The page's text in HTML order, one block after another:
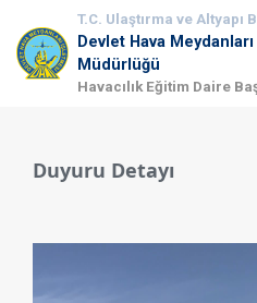
T.C. Ulaştırma ve Altyapı
Devlet Hava
Müdürlüğü
Havacılık Eğitim Daire
Duyuru Detayı